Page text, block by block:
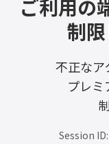
ご利用の
制限
不正なア
プレミ
Session